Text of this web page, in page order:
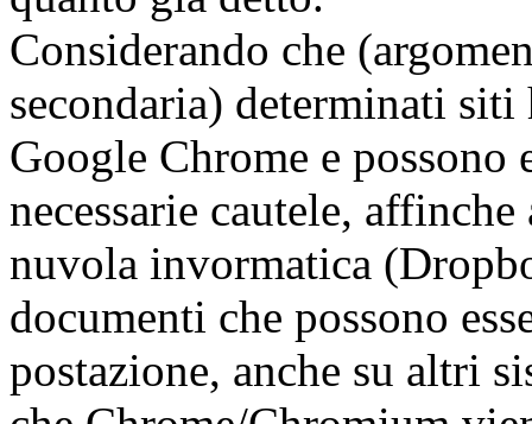
Considerando che
secondaria) determinati
Google Chrome e
necessarie cautele,
nuvola invormatica
documenti che possono
postazione, anche su altri